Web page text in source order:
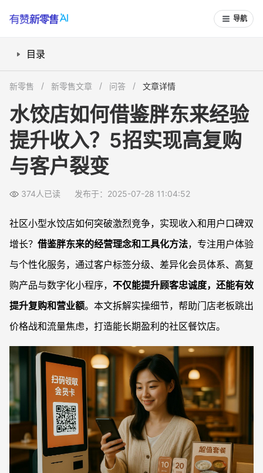
导航
目录
怎样设计会员营销和优惠券活动，真正刺激复购？
高复购产品与新品套餐如何组合，带动营业额？
小程序运营如何帮助社区餐饮店提升竞争力？
常见问题
社区水饺店适合用哪些用户标签提升营销？
数字化会员系统如何帮小店提升客户裂变和留存？
门店刚开业，怎么用胖东来经验吸引第一波客户？
新零售 新零售文章 问答 文章详情
水饺店如何借鉴胖东来经验
提升收入？5招实现高复购
与客户裂变
374人已读 发布于：2025-07-28 11:04:52
社区小型水饺店如何突破激烈竞争，实现收入和用户口碑双
增长？ 借鉴胖东来的经营理念和工具化方法，专注用户体验
与个性化服务，通过客户标签分级、差异化会员体系、高复
购产品与数字化小程序， 不仅能提升顾客忠诚度，还能有效
提升复购和营业额。本文拆解实操细节，帮助门店老板跳出
价格战和流量焦虑，打造能长期盈利的社区餐饮店。